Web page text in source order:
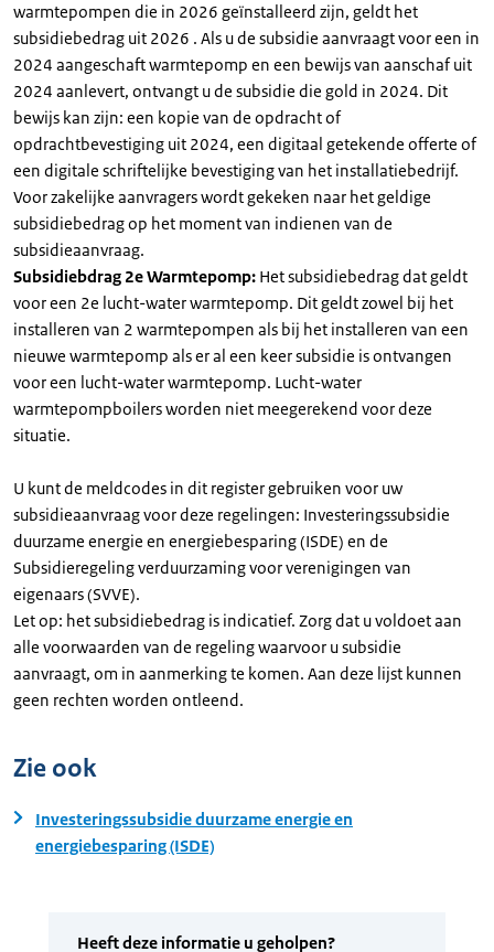
warmtepompen die in 2026 geïnstalleerd zijn, geldt het
subsidiebedrag uit 2026 . Als u de subsidie aanvraagt voor een in
2024 aangeschaft warmtepomp en een bewijs van aanschaf uit
2024 aanlevert, ontvangt u de subsidie die gold in 2024. Dit
bewijs kan zijn: een kopie van de opdracht of
opdrachtbevestiging uit 2024, een digitaal getekende offerte of
een digitale schriftelijke bevestiging van het installatiebedrijf.
Voor zakelijke aanvragers wordt gekeken naar het geldige
subsidiebedrag op het moment van indienen van de
subsidieaanvraag.
Subsidiebdrag 2e Warmtepomp: Het subsidiebedrag dat geldt
voor een 2e lucht-water warmtepomp. Dit geldt zowel bij het
installeren van 2 warmtepompen als bij het installeren van een
nieuwe warmtepomp als er al een keer subsidie is ontvangen
voor een lucht-water warmtepomp. Lucht-water
warmtepompboilers worden niet meegerekend voor deze
situatie.
U kunt de meldcodes in dit register gebruiken voor uw
subsidieaanvraag voor deze regelingen: Investeringssubsidie
duurzame energie en energiebesparing (ISDE) en de
Subsidieregeling verduurzaming voor verenigingen van
eigenaars (SVVE).
Let op: het subsidiebedrag is indicatief. Zorg dat u voldoet aan
alle voorwaarden van de regeling waarvoor u subsidie
aanvraagt, om in aanmerking te komen. Aan deze lijst kunnen
geen rechten worden ontleend.
Zie ook
Investeringssubsidie duurzame energie en
energiebesparing (ISDE)